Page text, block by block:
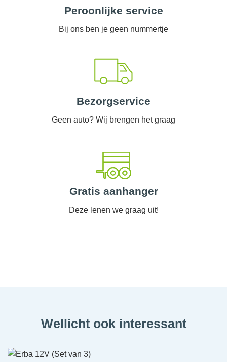
Peroonlijke service
Bij ons ben je geen nummertje
Bezorgservice
Geen auto? Wij brengen het graag
Gratis aanhanger
Deze lenen we graag uit!
Wellicht ook interessant